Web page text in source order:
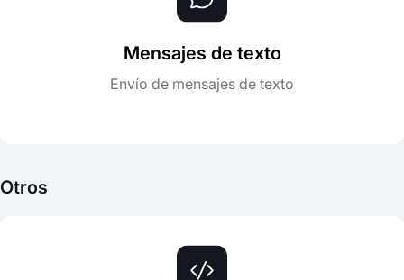
Mensajes de texto
Envío de mensajes de texto
Otros